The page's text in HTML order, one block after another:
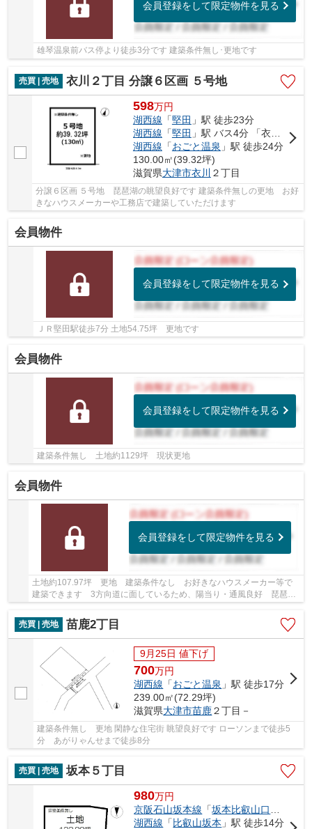
会員登録をして限定物件を見る
雄琴温泉前バス停より徒歩3分です 建築条件無し･更地です
売買 | 売地 衣川２丁目 分譲６区画 ５号地
598万円
湖西線 「堅田 」駅 徒歩23分
湖西線 「堅田 」駅 バス4分 「衣川」 停歩9分
湖西線 「おごと温泉 」駅 徒歩24分
130.00㎡(39.32坪)
滋賀県大津市衣川 ２丁目
分譲６区画 ５号地 琵琶湖の眺望良好です 建築条件無しの更地 お好
きなハウスメーカーや工務店で建築していただけます
会員物件
会員登録をして限定物件を見る
ＪＲ堅田駅徒歩7分 土地54.75坪 更地です
会員物件
会員登録をして限定物件を見る
建築条件無し 土地約1129坪 現状更地
会員物件
会員登録をして限定物件を見る
土地約107.97坪 更地 建築条件なし お好きなハウスメーカー等で
建築できます 3方向道に面しているため、陽当り・通風良好 琵琶湖
が望めます
売買 | 売地
苗鹿2丁目
9月25日 値下げ
700万円
湖西線 「おごと温泉 」駅 徒歩17分
239.00㎡(72.29坪)
滋賀県大津市苗鹿２丁目－
建築条件無し 更地 閑静な住宅街 眺望良好です ローソンまで徒歩5
分 あがりゃんせまで徒歩8分
売買 | 売地 坂本５丁目
980万円
京阪石山坂本線 「坂本比叡山口
湖西線 「 比叡山坂本 」駅 徒歩14分